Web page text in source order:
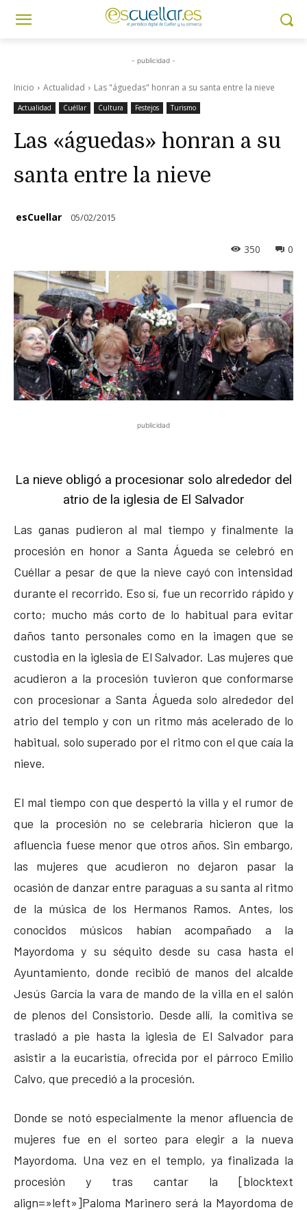
- publicidad -
Inicio Actualidad Las "águedas" honran a su santa entre la nieve
Actualidad Cuéllar Cultura Festejos Turismo
Las «águedas» honran a su
santa entre la nieve
esCuellar 05/02/2015
0
350
publicidad
La nieve obligó a procesionar solo alrededor del
atrio de la iglesia de El Salvador
Las ganas pudieron al mal tiempo y finalmente la
procesión en honor a Santa Águeda se celebró en
Cuéllar a pesar de que la nieve cayó con intensidad
durante el recorrido. Eso sí, fue un recorrido rápido y
corto; mucho más corto de lo habitual para evitar
daños tanto personales como en la imagen que se
custodia en la iglesia de El Salvador. Las mujeres que
acudieron a la procesión tuvieron que conformarse
con procesionar a Santa Águeda solo alrededor del
atrio del templo y con un ritmo más acelerado de lo
habitual, solo superado por el ritmo con el que caía la
nieve.
El mal tiempo con que despertó la villa y el rumor de
que la procesión no se celebraría hicieron que la
afluencia fuese menor que otros años. Sin embargo,
las mujeres que acudieron no dejaron pasar la
ocasión de danzar entre paraguas a su santa al ritmo
de la música de los Hermanos Ramos. Antes, los
conocidos músicos habían acompañado a la
Mayordoma y su séquito desde su casa hasta el
Ayuntamiento, donde recibió de manos del alcalde
Jesús García la vara de mando de la villa en el salón
de plenos del Consistorio. Desde allí, la comitiva se
trasladó a pie hasta la iglesia de El Salvador para
asistir a la eucaristía, ofrecida por el párroco Emilio
Calvo, que precedió a la procesión.
Donde se notó especialmente la menor afluencia de
mujeres fue en el sorteo para elegir a la nueva
Mayordoma. Una vez en el templo, ya finalizada la
procesión y tras cantar la [blocktext
align=»left»]Paloma Marinero será la Mayordoma de